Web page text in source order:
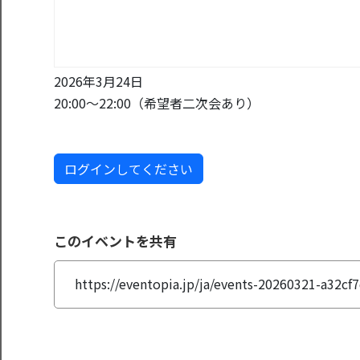
2026年3月24日
20:00〜22:00（希望者二次会あり）
ログインしてください
このイベントを共有